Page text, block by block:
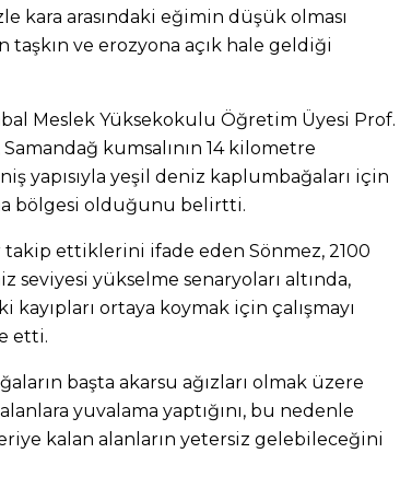
kara arasındaki eğimin düşük olması
taşkın ve erozyona açık hale geldiği
Meslek Yüksekokulu Öğretim Üyesi Prof.
kumsalının 14 kilometre
yapısıyla yeşil deniz kaplumbağaları için
bölgesi olduğunu belirtti.
takip ettiklerini ifade eden Sönmez, 2100
seviyesi yükselme senaryoları altında,
kayıpları ortaya koymak için çalışmayı
etti.
başta akarsu ağızları olmak üzere
yuvalama yaptığını, bu nedenle
kalan alanların yetersiz gelebileceğini